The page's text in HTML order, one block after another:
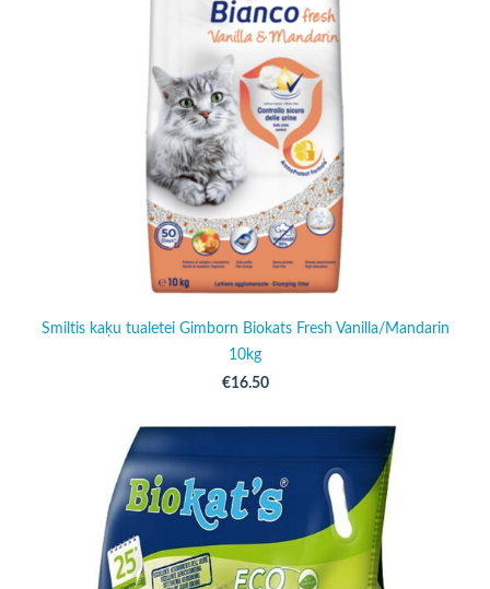
Smiltis kaķu tualetei Gimborn Biokats Fresh Vanilla/Mandarin
10kg
€16.50